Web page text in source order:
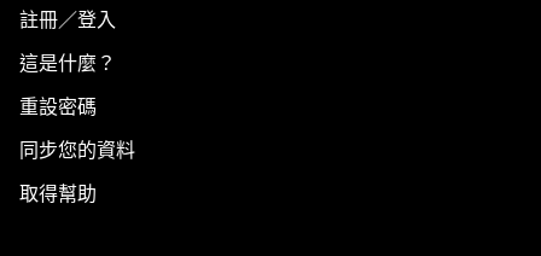
註冊／登入
這是什麼？
重設密碼
同步您的資料
取得幫助